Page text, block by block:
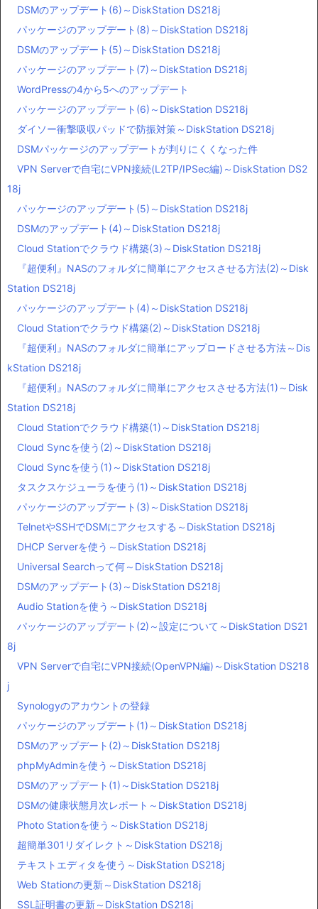
DSMのアップデート(6)～DiskStation DS218j
パッケージのアップデート(8)～DiskStation DS218j
DSMのアップデート(5)～DiskStation DS218j
パッケージのアップデート(7)～DiskStation DS218j
WordPressの4から5へのアップデート
パッケージのアップデート(6)～DiskStation DS218j
ダイソー衝撃吸収パッドで防振対策～DiskStation DS218j
DSMパッケージのアップデートが判りにくくなった件
VPN Serverで自宅にVPN接続(L2TP/IPSec編)～DiskStation DS2
18j
パッケージのアップデート(5)～DiskStation DS218j
DSMのアップデート(4)～DiskStation DS218j
Cloud Stationでクラウド構築(3)～DiskStation DS218j
『超便利』NASのフォルダに簡単にアクセスさせる方法(2)～Disk
Station DS218j
パッケージのアップデート(4)～DiskStation DS218j
Cloud Stationでクラウド構築(2)～DiskStation DS218j
『超便利』NASのフォルダに簡単にアップロードさせる方法～Dis
kStation DS218j
『超便利』NASのフォルダに簡単にアクセスさせる方法(1)～Disk
Station DS218j
Cloud Stationでクラウド構築(1)～DiskStation DS218j
Cloud Syncを使う(2)～DiskStation DS218j
Cloud Syncを使う(1)～DiskStation DS218j
タスクスケジューラを使う(1)～DiskStation DS218j
パッケージのアップデート(3)～DiskStation DS218j
TelnetやSSHでDSMにアクセスする～DiskStation DS218j
DHCP Serverを使う～DiskStation DS218j
Universal Searchって何～DiskStation DS218j
DSMのアップデート(3)～DiskStation DS218j
Audio Stationを使う～DiskStation DS218j
パッケージのアップデート(2)～設定について～DiskStation DS21
8j
VPN Serverで自宅にVPN接続(OpenVPN編)～DiskStation DS218
j
Synologyのアカウントの登録
パッケージのアップデート(1)～DiskStation DS218j
DSMのアップデート(2)～DiskStation DS218j
phpMyAdminを使う～DiskStation DS218j
DSMのアップデート(1)～DiskStation DS218j
DSMの健康状態月次レポート～DiskStation DS218j
Photo Stationを使う～DiskStation DS218j
超簡単301リダイレクト～DiskStation DS218j
テキストエディタを使う～DiskStation DS218j
Web Stationの更新～DiskStation DS218j
SSL証明書の更新～DiskStation DS218j